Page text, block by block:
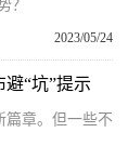
？
2023/05/24
“坑”提示
篇章。但一些不